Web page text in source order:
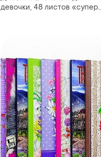
девочки, 48 листов «супер